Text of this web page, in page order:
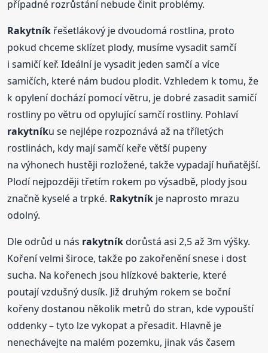
případné rozrůstání nebude činit problémy.
Rakytník řešetlákový je dvoudomá rostlina, proto
pokud chceme sklízet plody, musíme vysadit samčí
i samičí keř. Ideální je vysadit jeden samčí a více
samičích, které nám budou plodit. Vzhledem k tomu, že
k opylení dochází pomocí větru, je dobré zasadit samičí
rostliny po větru od opylující samčí rostliny. Pohlaví
rakytníku se nejlépe rozpoznává až na tříletých
rostlinách, kdy mají samčí keře větší pupeny
na výhonech hustěji rozložené, takže vypadají huňatější.
Plodí nejpozději třetím rokem po výsadbě, plody jsou
značně kyselé a trpké. Rakytník je naprosto mrazu
odolný.
Dle odrůd u nás rakytníkdorůstá asi 2,5 až 3m výšky.
Koření velmi široce, takže po zakořenění snese i dost
sucha. Na kořenech jsou hlízkové bakterie, které
poutají vzdušný dusík. Již druhým rokem se boční
kořeny dostanou několik metrů do stran, kde vypouští
oddenky – tyto lze vykopat a přesadit. Hlavně je
nenechávejte na malém pozemku, jinak vás časem